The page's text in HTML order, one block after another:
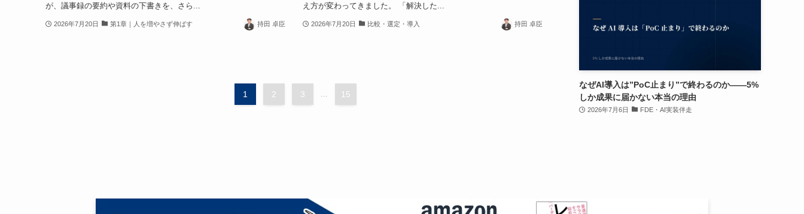
が、議事録の要約や資料の下書きを、さら...
2026年7月20日 第1章｜人を増やさず伸ばす 持田 卓臣
え方が変わってきました。 「解決した...
2026年7月20日 比較・選定・導入 持田 卓臣
1 2 3 15
なぜAI導入は”PoC止まり”で終わるのか——5%
しか成果に届かない本当の理由
2026年7月6日 FDE・AI実装伴走